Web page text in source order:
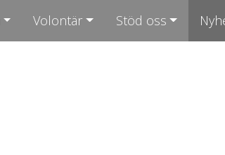
Volontär Stöd oss